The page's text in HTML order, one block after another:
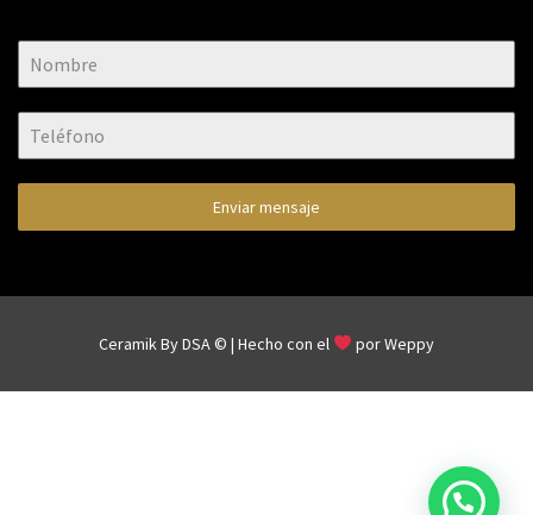
Enviar mensaje
Ceramik By DSA © | Hecho con el porWeppy